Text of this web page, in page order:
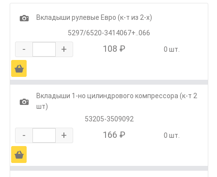
1
Вкладыши рулевые Евро (к-т из 2-х)
5297/6520-3414067+..066
- + 108 ₽ 0 шт.
Ä
1
Вкладыши 1-но цилиндрового компрессора (к-т 2
шт)
53205-3509092
- + 166 ₽ 0 шт.
Ä